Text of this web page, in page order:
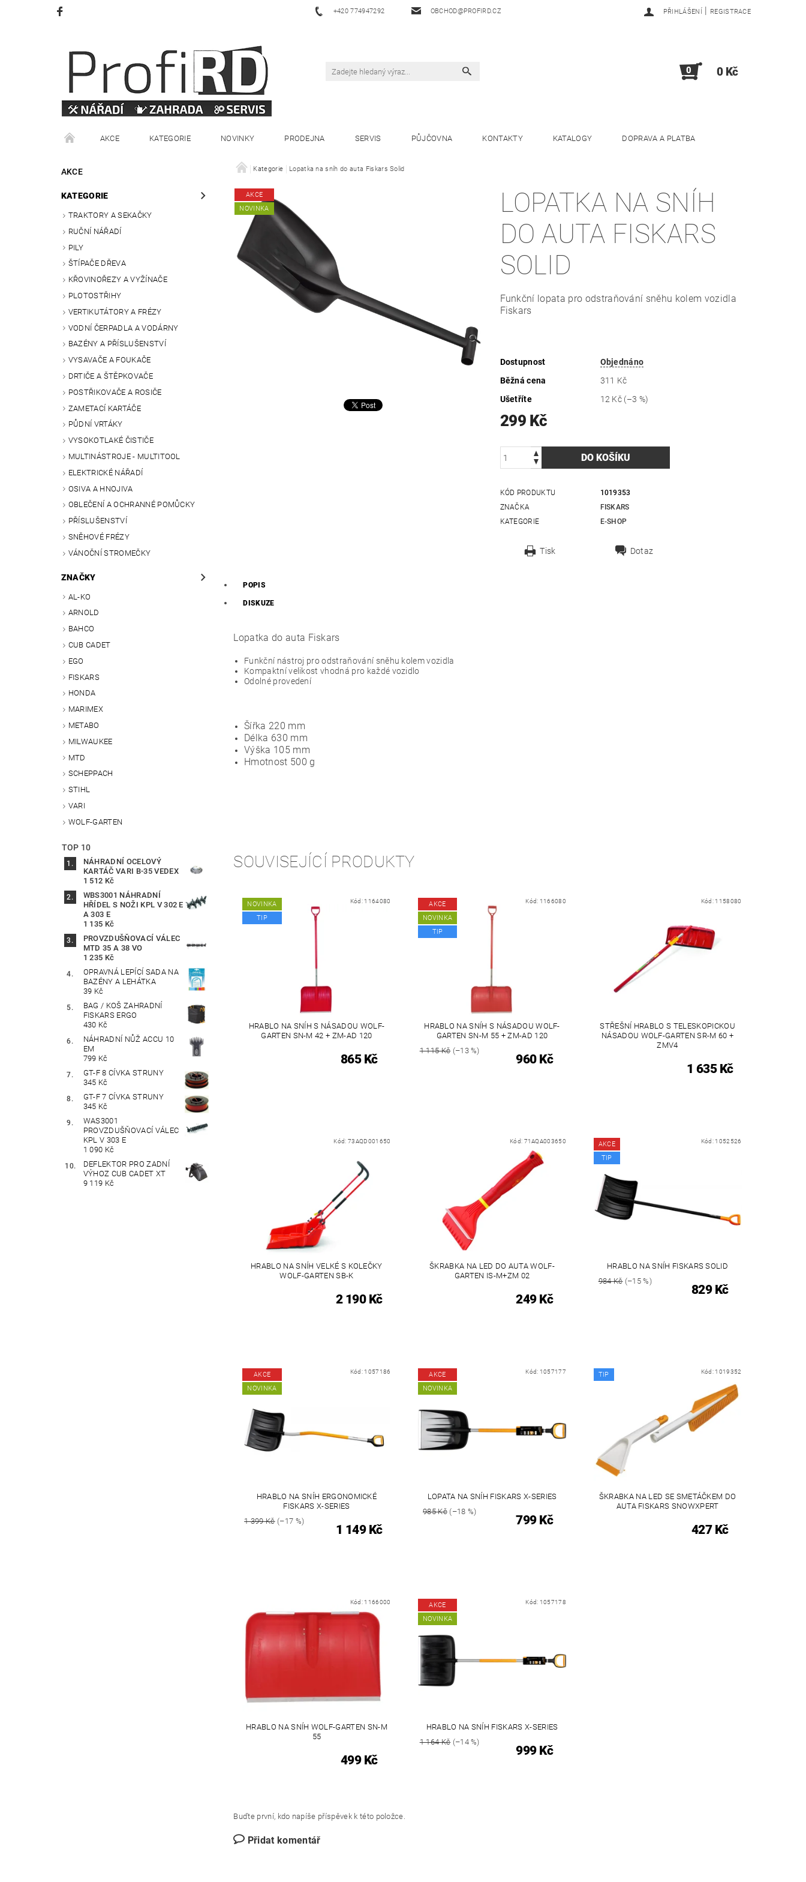
+420 774947292 OBCHOD@PROFIRD.CZ PŘIHLÁŠENÍ | REGISTRACE
0 0 Kč
AKCE KATEGORIE NOVINKY PRODEJNA SERVIS PŮJČOVNA KONTAKTY KATALOGY DOPRAVA A PLATBA
VRÁCENÍ ZBOŽÍ OBCHODNÍ PODMÍNKY
AKCE
KATEGORIE
TRAKTORY A SEKAČKY
RUČNÍ NÁŘADÍ
PILY
ŠTÍPAČE DŘEVA
KŘOVINOŘEZY A VYŽÍNAČE
PLOTOSTŘIHY
VERTIKUTÁTORY A FRÉZY
VODNÍ ČERPADLA A VODÁRNY
BAZÉNY A PŘÍSLUŠENSTVÍ
VYSAVAČE A FOUKAČE
DRTIČE A ŠTĚPKOVAČE
POSTŘIKOVAČE A ROSIČE
ZAMETACÍ KARTÁČE
PŮDNÍ VRTÁKY
VYSOKOTLAKÉ ČISTIČE
MULTINÁSTROJE - MULTITOOL
ELEKTRICKÉ NÁŘADÍ
OSIVA A HNOJIVA
OBLEČENÍ A OCHRANNÉ POMŮCKY
PŘÍSLUŠENSTVÍ
SNĚHOVÉ FRÉZY
VÁNOČNÍ STROMEČKY
ZNAČKY
AL-KO
ARNOLD
BAHCO
CUB CADET
EGO
FISKARS
HONDA
MARIMEX
METABO
MILWAUKEE
MTD
SCHEPPACH
STIHL
VARI
WOLF-GARTEN
TOP 10
NÁHRADNÍ OCELOVÝ
KARTÁČ VARI B-35 VEDEX
1 512 Kč
WBS3001 NÁHRADNÍ
HŘÍDEL S NOŽI KPL V 302 E
A 303 E
1 135 Kč
PROVZDUŠŇOVACÍ VÁLEC
MTD 35 A 38 VO
1 235 Kč
OPRAVNÁ LEPÍCÍ SADA NA
BAZÉNY A LEHÁTKA
39 Kč
BAG / KOŠ ZAHRADNÍ
FISKARS ERGO
430 Kč
NÁHRADNÍ NŮŽ ACCU 10
EM
799 Kč
GT-F 8 CÍVKA STRUNY
345 Kč
GT-F 7 CÍVKA STRUNY
345 Kč
WAS3001
PROVZDUŠŇOVACÍ VÁLEC
KPL V 303 E
1 090 Kč
DEFLEKTOR PRO ZADNÍ
VÝHOZ CUB CADET XT
9 119 Kč
Kategorie Lopatka na sníh do auta Fiskars Solid
AKCE
NOVINKA
LOPATKA NA SNÍH
DO AUTA FISKARS
SOLID
Funkční lopata pro odstraňování sněhu kolem vozidla
Fiskars
Dostupnost
Objednáno
Běžná cena
311 Kč
Ušetříte
12 Kč (–3 %)
299 Kč
KÓD PRODUKTU
1019353
ZNAČKA
FISKARS
KATEGORIE
E-SHOP
Tisk Dotaz
POPIS
DISKUZE
Lopatka do auta Fiskars
Funkční nástroj pro odstraňování sněhu kolem vozidla
Kompaktní velikost vhodná pro každé vozidlo
Odolné provedení
Šířka 220 mm
Délka 630 mm
Výška 105 mm
Hmotnost 500 g
SOUVISEJÍCÍ PRODUKTY
NOVINKA
TIP
Kód: 1164080
HRABLO NA SNÍH S NÁSADOU WOLF-
GARTEN SN-M 42 + ZM-AD 120
865 Kč
AKCE
NOVINKA
TIP
Kód: 1166080
HRABLO NA SNÍH S NÁSADOU WOLF-
GARTEN SN-M 55 + ZM-AD 120
1 115 Kč(–13 %)
960 Kč
Kód: 1158080
STŘEŠNÍ HRABLO S TELESKOPICKOU
NÁSADOU WOLF-GARTEN SR-M 60 +
ZMV4
1 635 Kč
Kód: 73AQD001650
HRABLO NA SNÍH VELKÉ S KOLEČKY
WOLF-GARTEN SB-K
2 190 Kč
Kód: 71AQA003650
ŠKRABKA NA LED DO AUTA WOLF-
GARTEN IS-M+ZM 02
249 Kč
AKCE
TIP
Kód: 1052526
HRABLO NA SNÍH FISKARS SOLID
984 Kč(–15 %)
829 Kč
AKCE
NOVINKA
Kód: 1057186
HRABLO NA SNÍH ERGONOMICKÉ
FISKARS X-SERIES
1 399 Kč(–17 %)
1 149 Kč
AKCE
NOVINKA
Kód: 1057177
LOPATA NA SNÍH FISKARS X-SERIES
985 Kč(–18 %)
799 Kč
TIP Kód: 1019352
ŠKRABKA NA LED SE SMETÁČKEM DO
AUTA FISKARS SNOWXPERT
427 Kč
Kód: 1166000
HRABLO NA SNÍH WOLF-GARTEN SN-M
55
499 Kč
AKCE
NOVINKA
Kód: 1057178
HRABLO NA SNÍH FISKARS X-SERIES
1 164 Kč(–14 %)
999 Kč
Buďte první, kdo napíše příspěvek k této položce.
Přidat komentář